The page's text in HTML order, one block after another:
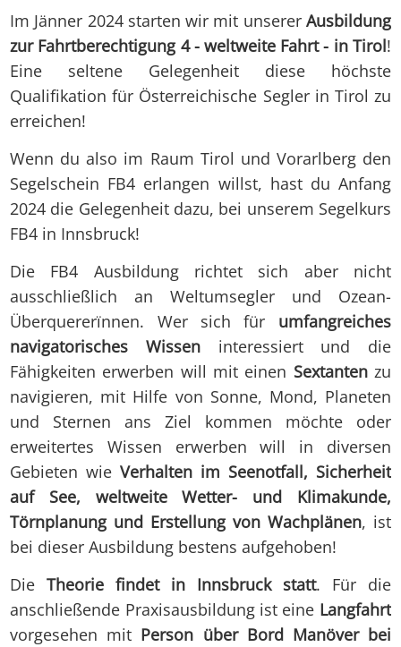
Im Jänner 2024 starten wir mit unserer Ausbildung
zur Fahrtberechtigung 4 - weltweite Fahrt - in Tirol!
Eine seltene Gelegenheit diese höchste
Qualifikation für Österreichische Segler in Tirol zu
erreichen!
Wenn du also im Raum Tirol und Vorarlberg den
Segelschein FB4 erlangen willst, hast du Anfang
2024 die Gelegenheit dazu, bei unserem Segelkurs
FB4 in Innsbruck!
Die FB4 Ausbildung richtet sich aber nicht
ausschließlich an Weltumsegler und Ozean-
Überquererïnnen. Wer sich für umfangreiches
navigatorisches Wisseninteressiert und die
Fähigkeiten erwerben will mit einen Sextantenzu
navigieren, mit Hilfe von Sonne, Mond, Planeten
und Sternen ans Ziel kommen möchte oder
erweitertes Wissen erwerben will in diversen
Gebieten wieVerhalten im Seenotfall, Sicherheit
auf See, weltweite Wetter- und Klimakunde,
Törnplanung und Erstellung von Wachplänen, ist
bei dieser Ausbildung bestens aufgehoben!
DieTheorie findet in Innsbruck statt. Für die
anschließende Praxisausbildung ist eine Langfahrt
vorgesehen mit Person über Bord Manöver bei